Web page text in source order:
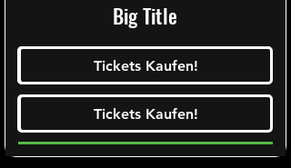
Big Title
Tickets Kaufen!
Ticketalarm abonieren!
Tickets Kaufen!
Tickets Kaufen!
Tickets Kaufen!